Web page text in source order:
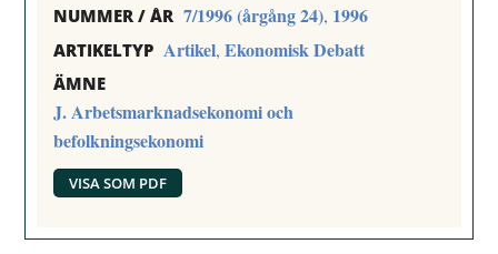
NUMMER / ÅR 7/1996 (årgång 24), 1996
ARTIKELTYP Artikel,Ekonomisk Debatt
ÄMNE
J. Arbetsmarknadsekonomi och
befolkningsekonomi
VISA SOM PDF